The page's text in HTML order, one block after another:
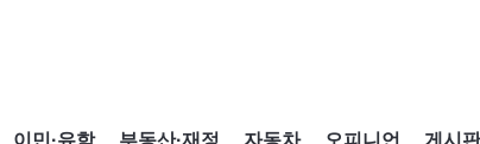
이민·유학 부동산·재정 자동차 오피니언 게시판